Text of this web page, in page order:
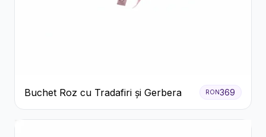
Buchet Roz cu Tradafiri și Gerbera RON369